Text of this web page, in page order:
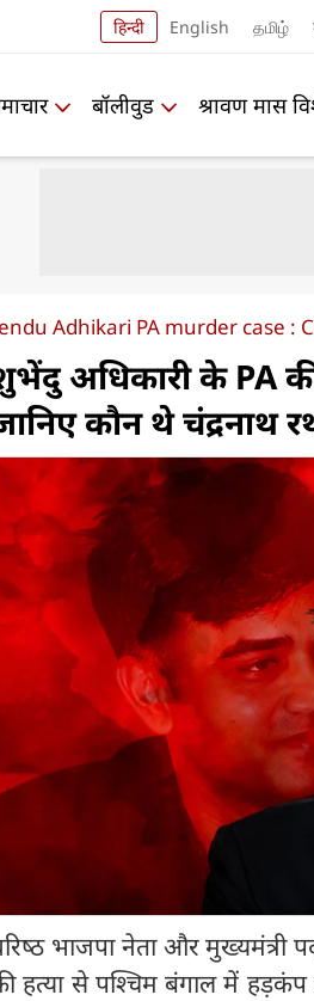
हिन्दी English தமிழ்
बॉलीवुड श्रावण मास
Adhikari PA murder case :
अधिकारी के PA
कौन थे चंद्रनाथ
भाजपा नेता और मुख्‍यमंत्री
हत्या से पश्चिम बंगाल में